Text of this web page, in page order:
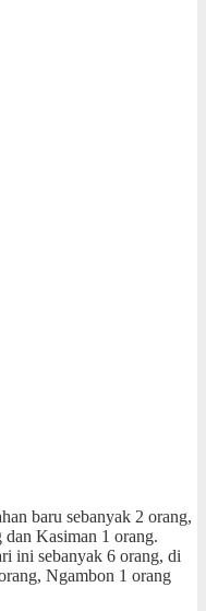
baru sebanyak 2 orang,
Kasiman 1 orang.
ini sebanyak 6 orang, di
Ngambon 1 orang